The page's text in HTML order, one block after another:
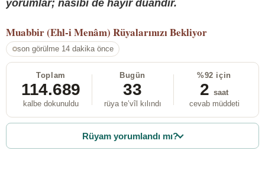
yorumlar; nasibi de hayır duandır.
Muabbir (Ehl-i Menâm) Rüyalarınızı Bekliyor
son görülme 14 dakika önce
Toplam
114.689
kalbe dokunuldu
Bugün
33
rüya te’vîl kılındı
%92 için
2 saat
cevab müddeti
Rüyam yorumlandı mı?